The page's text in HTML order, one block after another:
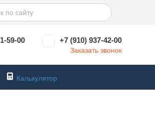
59-00 +7 (910) 937-42-00
Заказать звонок
Калькулятор